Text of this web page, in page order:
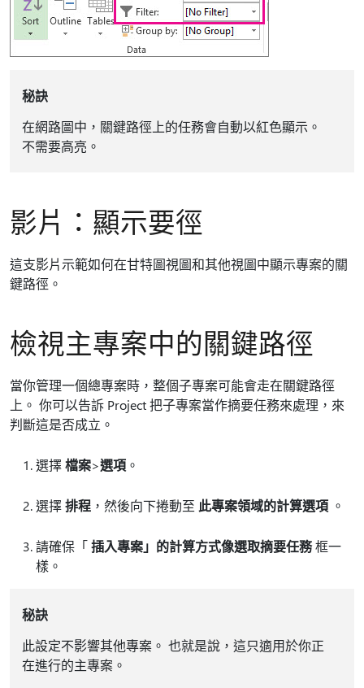
秘訣
在網路圖中，關鍵路徑上的任務會自動以紅色顯示。
不需要高亮。
影片：顯示要徑
這支影片示範如何在甘特圖視圖和其他視圖中顯示專案的關
鍵路徑。
檢視主專案中的關鍵路徑
當你管理一個總專案時，整個子專案可能會走在關鍵路徑
上。 你可以告訴 Project 把子專案當作摘要任務來處理，來
判斷這是否成立。
選擇檔案>選項 。
選擇排程 ，然後向下捲動至 此專案領域的計算選項 。
請確保「插入專案」的計算方式像選取摘要任務框一
樣。
秘訣
此設定不影響其他專案。 也就是說，這只適用於你正
在進行的主專案。